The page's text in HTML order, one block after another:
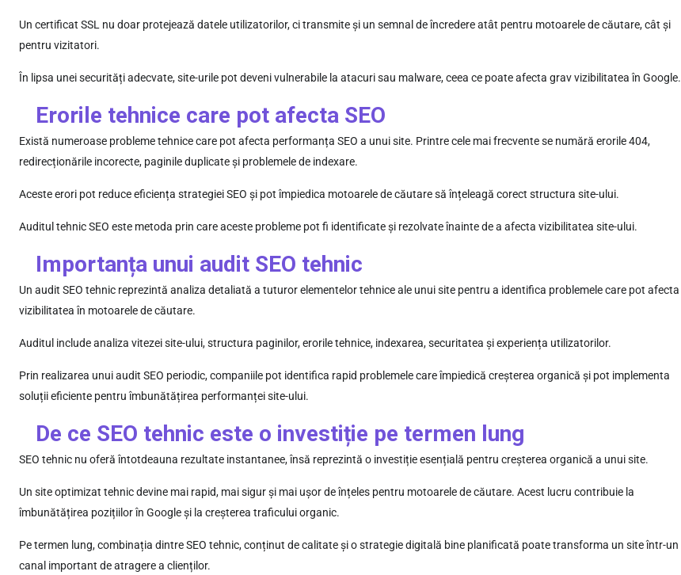
Un certificat SSL nu doar protejează datele utilizatorilor, ci transmite și un semnal de încredere atât pentru motoarele de căutare, cât și
pentru vizitatori.
În lipsa unei securități adecvate, site-urile pot deveni vulnerabile la atacuri sau malware, ceea ce poate afecta grav vizibilitatea în Google.
Erorile tehnice care pot afecta SEO
Există numeroase probleme tehnice care pot afecta performanța SEO a unui site. Printre cele mai frecvente se numără erorile 404,
redirecționările incorecte, paginile duplicate și problemele de indexare.
Aceste erori pot reduce eficiența strategiei SEO și pot împiedica motoarele de căutare să înțeleagă corect structura site-ului.
Auditul tehnic SEO este metoda prin care aceste probleme pot fi identificate și rezolvate înainte de a afecta vizibilitatea site-ului.
Importanța unui audit SEO tehnic
Un audit SEO tehnic reprezintă analiza detaliată a tuturor elementelor tehnice ale unui site pentru a identifica problemele care pot afecta
vizibilitatea în motoarele de căutare.
Auditul include analiza vitezei site-ului, structura paginilor, erorile tehnice, indexarea, securitatea și experiența utilizatorilor.
Prin realizarea unui audit SEO periodic, companiile pot identifica rapid problemele care împiedică creșterea organică și pot implementa
soluții eficiente pentru îmbunătățirea performanței site-ului.
De ce SEO tehnic este o investiție pe termen lung
SEO tehnic nu oferă întotdeauna rezultate instantanee, însă reprezintă o investiție esențială pentru creșterea organică a unui site.
Un site optimizat tehnic devine mai rapid, mai sigur și mai ușor de înțeles pentru motoarele de căutare. Acest lucru contribuie la
îmbunătățirea pozițiilor în Google și la creșterea traficului organic.
Pe termen lung, combinația dintre SEO tehnic, conținut de calitate și o strategie digitală bine planificată poate transforma un site într-un
canal important de atragere a clienților.